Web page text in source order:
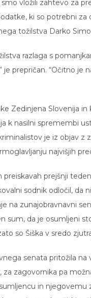
vložili zahtevo za
ki so potrebni za
tožilstva Darko
razlaga s
prepričan. “Očitno je
Zedinjena Slovenija
k nasilni spremembi
je iz objav z
najvišjih
preiskavah prejšnji
sodnik odločil, da
na zunajobravnavni
sum, da je osumljeni
so Šiška v sredo
senata pritožila
za zagovornika pa
in njegovemu